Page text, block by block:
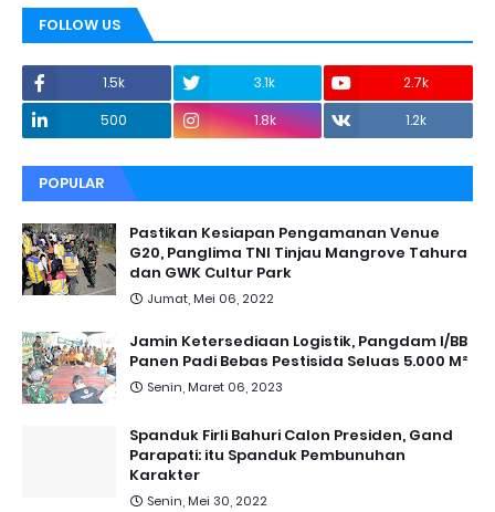
FOLLOW US
1.5k 3.1k
2.7k
500
1.8k 1.2k
POPULAR
Pastikan Kesiapan Pengamanan Venue
G20, Panglima TNI Tinjau Mangrove Tahura
dan GWK Cultur Park
Jumat, Mei 06, 2022
Jamin Ketersediaan Logistik, Pangdam I/BB
Panen Padi Bebas Pestisida Seluas 5.000 M²
Senin, Maret 06, 2023
Spanduk Firli Bahuri Calon Presiden, Gand
Parapati: itu Spanduk Pembunuhan
Karakter
Senin, Mei 30, 2022